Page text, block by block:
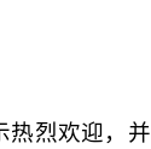
热烈欢迎，并